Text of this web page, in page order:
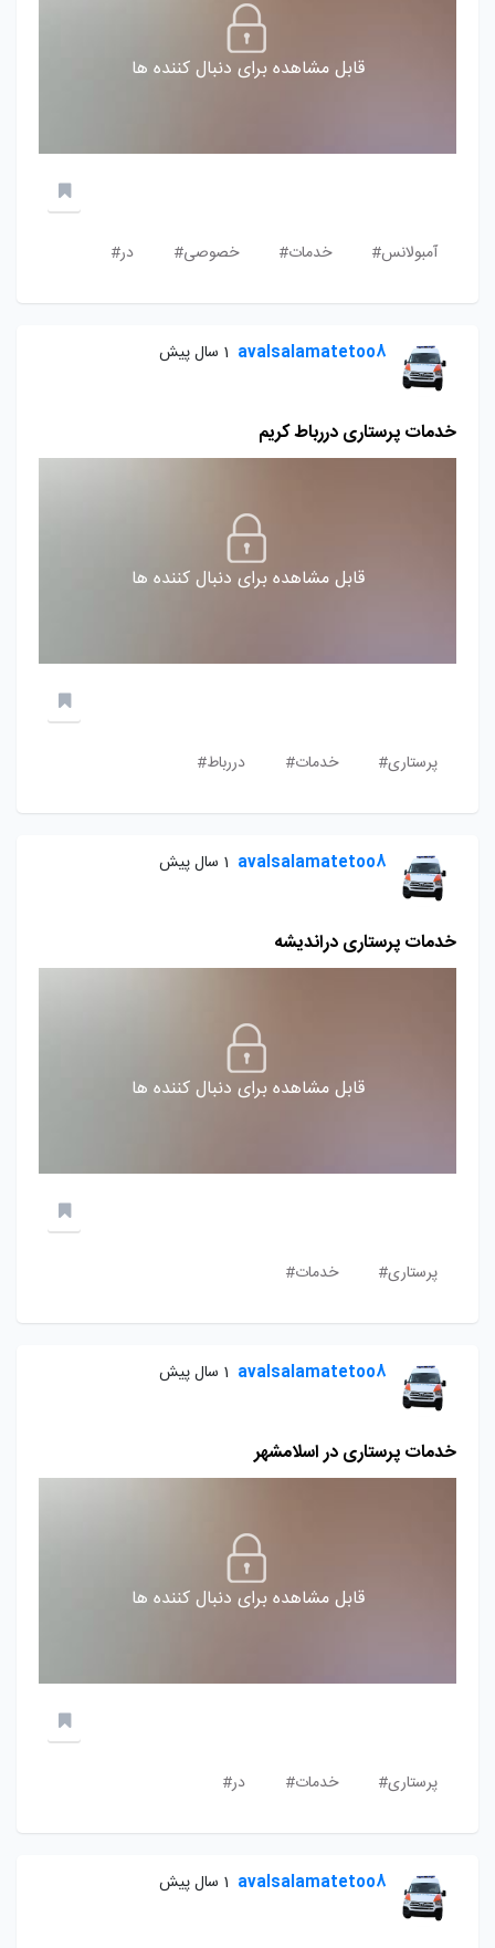
قابل مشاهده برای دنبال کننده ها
آمبولانس# خدمات# خصوصی# در#
avalsalamatetoo8 1 سال پیش
خدمات پرستاری دررباط کریم
قابل مشاهده برای دنبال کننده ها
پرستاری# خدمات# دررباط#
avalsalamatetoo8 1 سال پیش
خدمات پرستاری دراندیشه
قابل مشاهده برای دنبال کننده ها
پرستاری# خدمات#
avalsalamatetoo8 1 سال پیش
خدمات پرستاری در اسلامشهر
قابل مشاهده برای دنبال کننده ها
پرستاری# خدمات# در#
avalsalamatetoo8 1 سال پیش